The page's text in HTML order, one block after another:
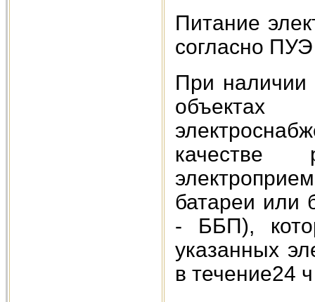
Питание
согласно
При наличии
качестве
батареи или
- ББП),
указанных
в течение24